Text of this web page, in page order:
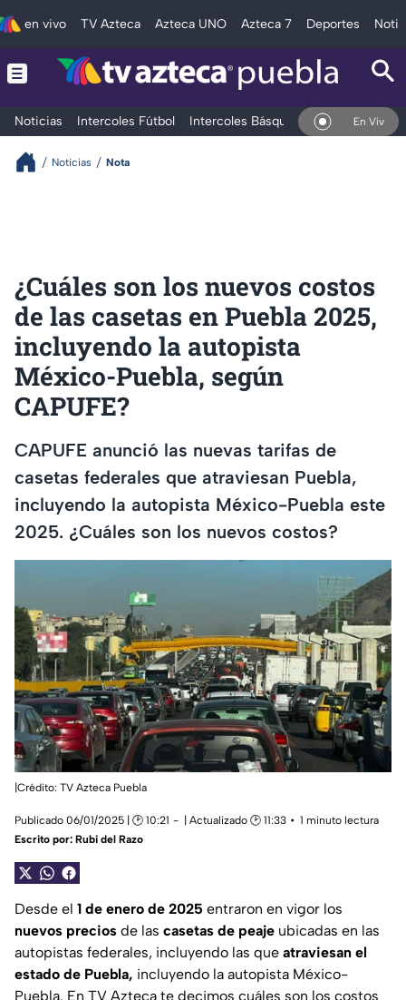
en vivo TV Azteca Azteca UNO Azteca 7 Deportes
Noticias Intercoles Fútbol Intercoles Básquetbol Deportes
En Vivo
Noticias Nota
¿Cuáles son los nuevos costos
de las casetas en Puebla 2025,
incluyendo la autopista
México-Puebla, según
CAPUFE?
CAPUFE anunció las nuevas tarifas de
casetas federales que atraviesan Puebla,
incluyendo la autopista México-Puebla este
2025. ¿Cuáles son los nuevos costos?
|Crédito: TV Azteca Puebla
Publicado 06/01/2025 | 🕑 10:21 | Actualizado 🕑 11:33
1 minuto lectura
Escrito por: Rubi del Razo
Desde el 1 de enero de 2025 entraron en vigor los
nuevos precios de las casetas de peaje ubicadas en las
autopistas federales, incluyendo las que atraviesan el
estado de Puebla, incluyendo la autopista México-
Puebla. En TV Azteca te decimos cuáles son los costos